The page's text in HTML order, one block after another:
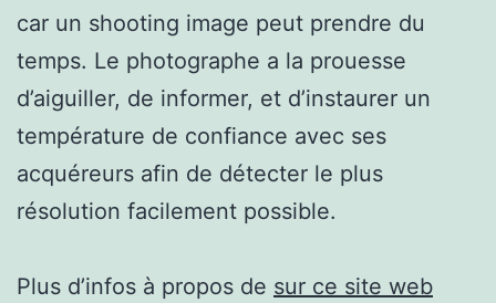
car un shooting image peut prendre du
temps. Le photographe a la prouesse
d’aiguiller, de informer, et d’instaurer un
température de confiance avec ses
acquéreurs afin de détecter le plus
résolution facilement possible.
Plus d’infos à propos de sur ce site web